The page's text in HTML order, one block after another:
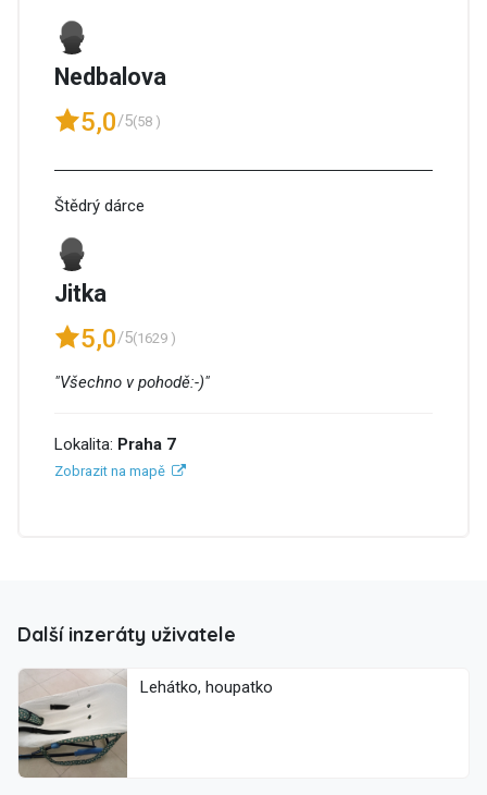
Nedbalova
5,0/5(58 )
Štědrý dárce
Jitka
5,0/5(1629 )
"Všechno v pohodě:-)"
Lokalita: Praha 7
Zobrazit na mapě
Další inzeráty uživatele
Lehátko, houpatko